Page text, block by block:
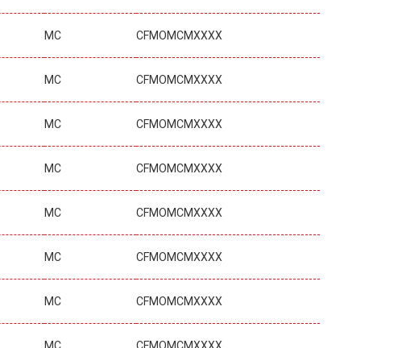
MC CFMOMCMXXXX
MC CFMOMCMXXXX
MC CFMOMCMXXXX
MC CFMOMCMXXXX
MC CFMOMCMXXXX
MC CFMOMCMXXXX
MC CFMOMCMXXXX